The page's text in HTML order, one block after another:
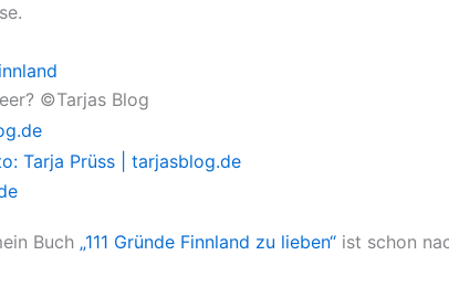
©Tarjas Blog
Buch „111 Gründe Finnland zu lieben“ ist schon